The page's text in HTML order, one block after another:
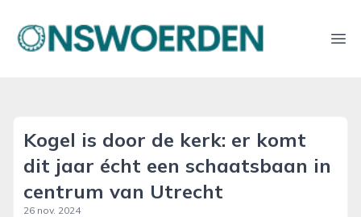
onswoerden.nl
Kogel is door de kerk: er komt
dit jaar écht een schaatsbaan in
centrum van Utrecht
26 nov. 2024